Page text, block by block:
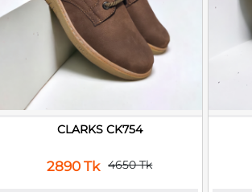
CLARKS CK754
2890 Tk 4650 Tk